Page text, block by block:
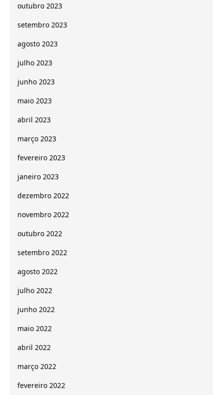
outubro 2023
setembro 2023
agosto 2023
julho 2023
junho 2023
maio 2023
abril 2023
março 2023
fevereiro 2023
janeiro 2023
dezembro 2022
novembro 2022
outubro 2022
setembro 2022
agosto 2022
julho 2022
junho 2022
maio 2022
abril 2022
março 2022
fevereiro 2022